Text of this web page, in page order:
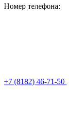
Номер телефона:
+7 (8182) 46-71-50